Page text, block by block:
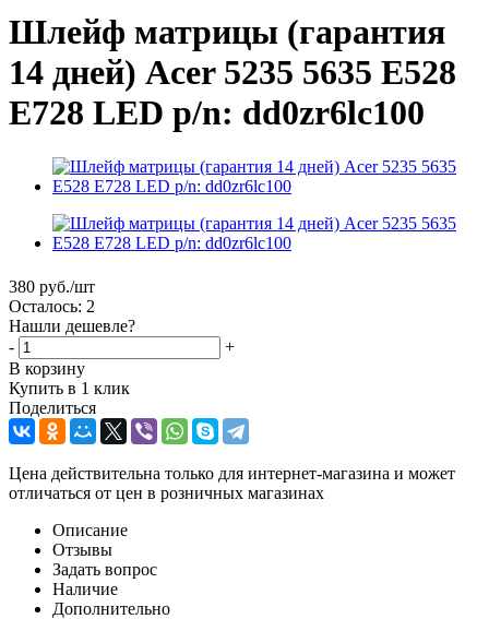
Шлейф матрицы (гарантия
14 дней) Acer 5235 5635 E528
E728 LED p/n: dd0zr6lc100
380 руб./шт
Осталось: 2
Нашли дешевле?
-
+
В корзину
Купить в 1 клик
Поделиться
Цена действительна только для интернет-магазина и может
отличаться от цен в розничных магазинах
Описание
Отзывы
Задать вопрос
Наличие
Дополнительно